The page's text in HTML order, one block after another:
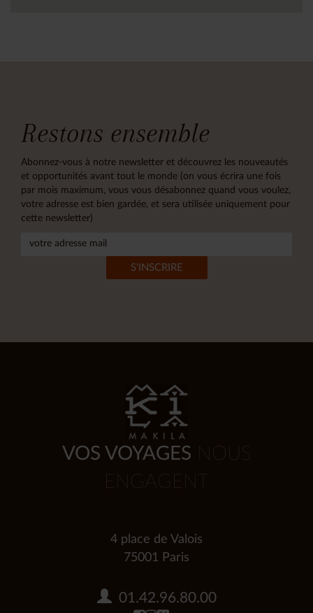
Restons ensemble
Abonnez-vous à notre newsletter et découvrez les nouveautés
et opportunités avant tout le monde (on vous écrira une fois
par mois maximum, vous vous désabonnez quand vous voulez,
votre adresse est bien gardée, et sera utilisée uniquement pour
cette newsletter)
VOS VOYAGES NOUS
ENGAGENT
4 place de Valois
75001 Paris
01.42.96.80.00